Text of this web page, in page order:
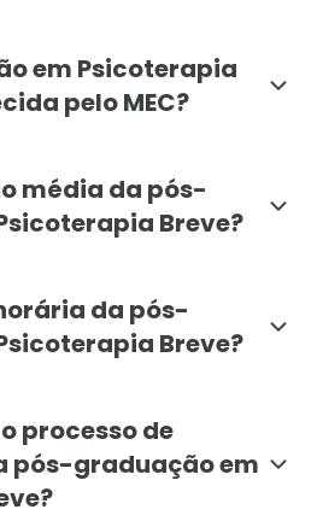
em Psicoterapia
pelo MEC?
média da pós-
Breve?
da pós-
Breve?
processo de
pós-graduação em